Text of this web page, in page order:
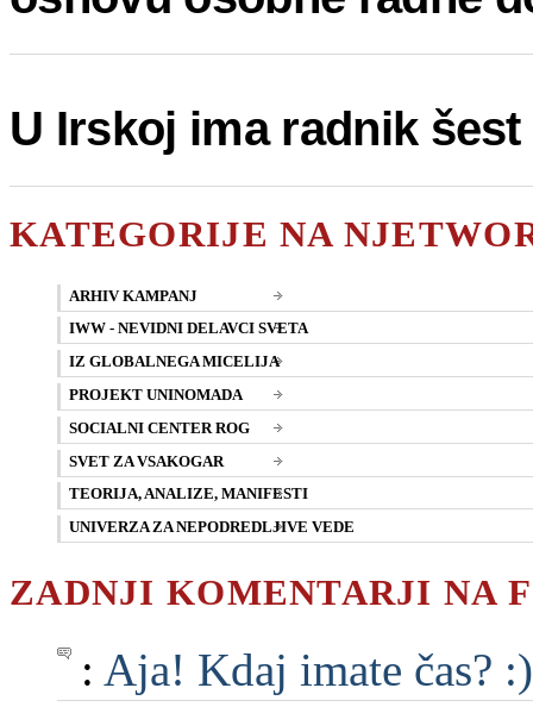
U Irskoj ima radnik
KATEGORIJE NA
ARHIV KAMPANJ
IWW - NEVIDNI DELAVCI SVETA
IZ GLOBALNEGA MICELIJA
PROJEKT UNINOMADA
SOCIALNI CENTER ROG
SVET ZA VSAKOGAR
TEORIJA, ANALIZE, MANIFESTI
UNIVERZA ZA NEPODREDLJIVE VEDE
ZADNJI KOMENTARJI NA
: Aja! Kdaj imate čas?